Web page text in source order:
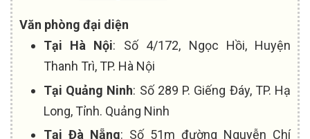
Văn phòng đại diện
Tại Hà Nội: Số 4/172, Ngọc Hồi, Huyện
Thanh Trì, TP. Hà Nội
Tại Quảng Ninh: Số 289 P. Giếng Đáy, TP. Hạ
Long, Tỉnh. Quảng Ninh
Tại Đà Nẵng: Số 51m đường Nguyễn Chí